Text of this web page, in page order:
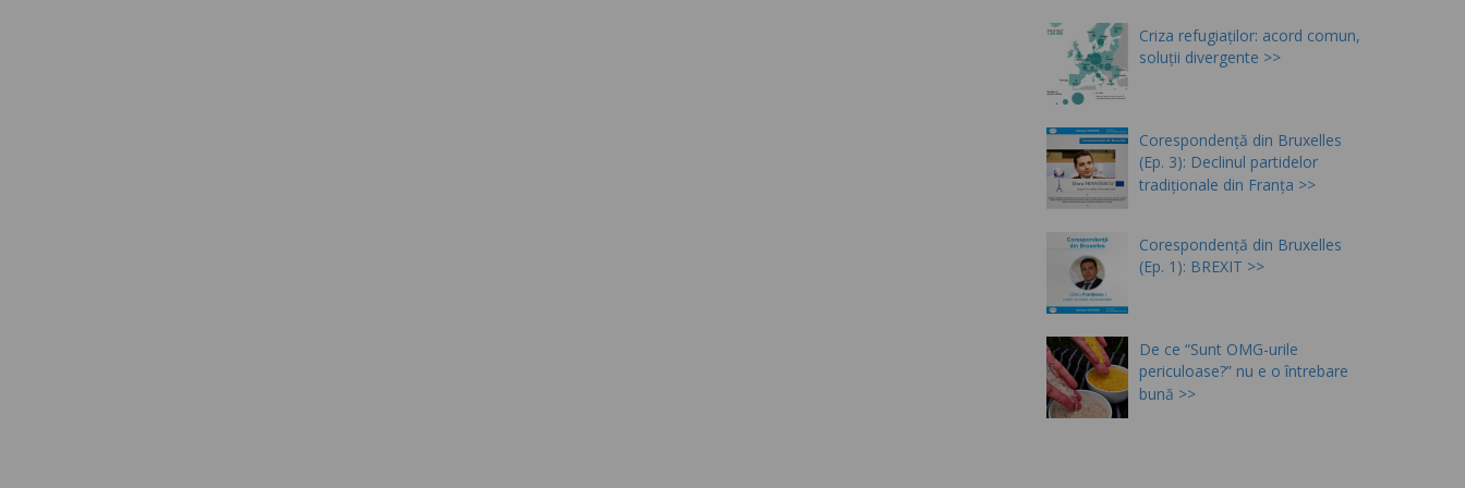
Criza refugiaților: acord comun,
soluții divergente
Corespondență din Bruxelles
(Ep. 3): Declinul partidelor
tradiționale din Franța
Corespondență din Bruxelles
(Ep. 1): BREXIT
De ce “Sunt OMG-urile
periculoase?” nu e o întrebare
bună